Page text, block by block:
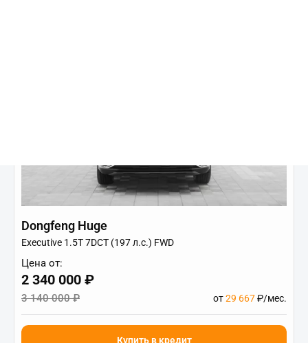
Dongfeng Huge
Executive 1.5T 7DCT (197 л.с.) FWD
Цена от:
2 340 000 ₽
3 140 000 ₽ от29 667₽/мес.
Купить в кредит